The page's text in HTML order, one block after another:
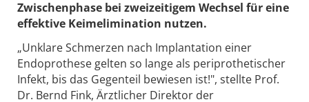
Zwischenphase bei zweizeitigem Wechsel für eine
effektive Keimelimination nutzen.
„Unklare Schmerzen nach Implantation einer
Endoprothese gelten so lange als periprothetischer
Infekt, bis das Gegenteil bewiesen ist!", stellte Prof.
Dr. Bernd Fink, Ärztlicher Direktor der